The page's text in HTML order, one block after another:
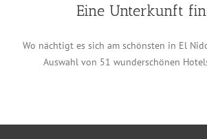
Eine Unterkunft
Wo nächtigt es sich am schönsten in El
Auswahl von 51 wunderschönen